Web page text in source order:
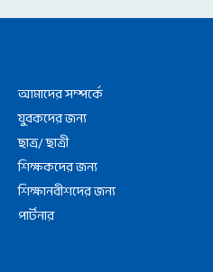
আমাদের সম্পর্কে
যুবকদের জন্য
ছাত্র/ ছাত্রী
শিক্ষকদের জন্য
শিক্ষানবীশদের জন্য
পার্টনার